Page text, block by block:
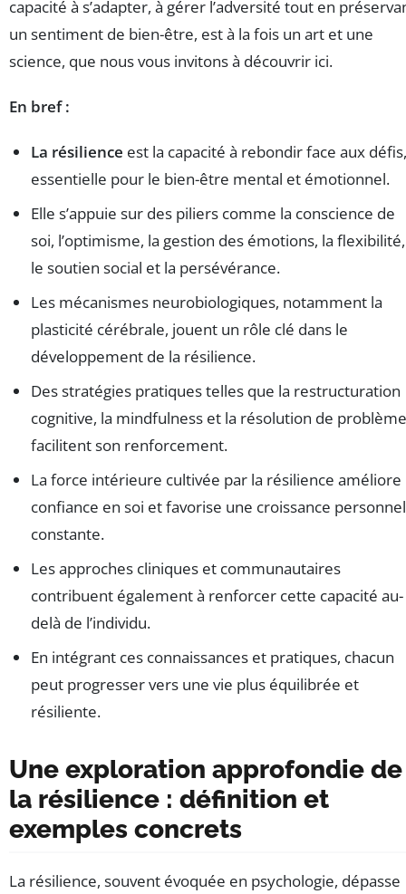
capacité à s’adapter, à gérer l’adversité tout en
un sentiment de bien-être, est à la fois un art et une
science, que nous vous invitons à découvrir ici.
En bref :
La résilience est la capacité à rebondir face aux défis,
essentielle pour le bien-être mental et émotionnel.
Elle s’appuie sur des piliers comme la conscience de
soi, l’optimisme, la gestion des émotions, la flexibilité,
le soutien social et la persévérance.
Les mécanismes neurobiologiques, notamment la
plasticité cérébrale, jouent un rôle clé dans le
développement de la résilience.
Des stratégies pratiques telles que la restructuration
cognitive, la mindfulness et la résolution de
facilitent son renforcement.
La force intérieure cultivée par la résilience améliore
confiance en soi et favorise une croissance
constante.
Les approches cliniques et communautaires
contribuent également à renforcer cette capacité au-
delà de l’individu.
En intégrant ces connaissances et pratiques, chacun
peut progresser vers une vie plus équilibrée et
résiliente.
Une exploration approfondie de
la résilience : définition et
exemples concrets
La résilience, souvent évoquée en psychologie, dépasse